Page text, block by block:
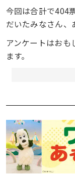
今回は合計で404
だいたみなさん、
アンケートはおも
ます。